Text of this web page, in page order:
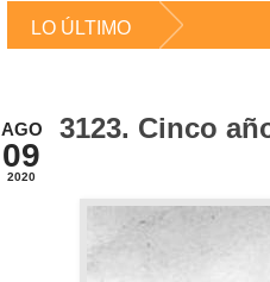
LO ÚLTIMO
AGO
09
2020
3123. Cinco